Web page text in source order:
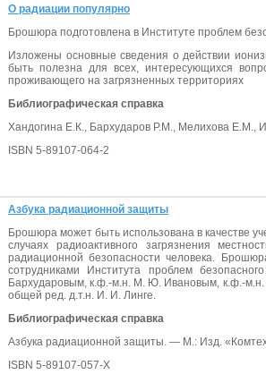
О радиации популярно
Брошюра подготовлена в Институте проблем
Изложены основные сведения о действии
быть полезна для всех, интересующихся
проживающего на загрязненных территориях
Библиографическая справка
Хандогина Е.К., Бархударов Р.М., Мелихова
ISBN 5-89107-064-2
Азбука радиационной защиты
Брошюра может быть использована в качестве
случаях радиоактивного загрязнения
радиационной безопасности человека.
сотрудниками Института проблем
Бархударовым, к.ф.-м.н. М. Ю. Ивановым, к.ф.-
общей ред. д.т.н. И. И. Линге.
Библиографическая справка
Азбука радиационной защиты. — М.: Изд.
ISBN 5-89107-057-X